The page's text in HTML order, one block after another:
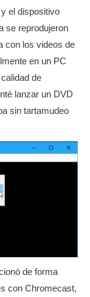
el dispositivo
se reprodujeron
con los videos de
en un PC
de
lanzar un DVD
sin tartamudeo
de forma
con Chromecast,